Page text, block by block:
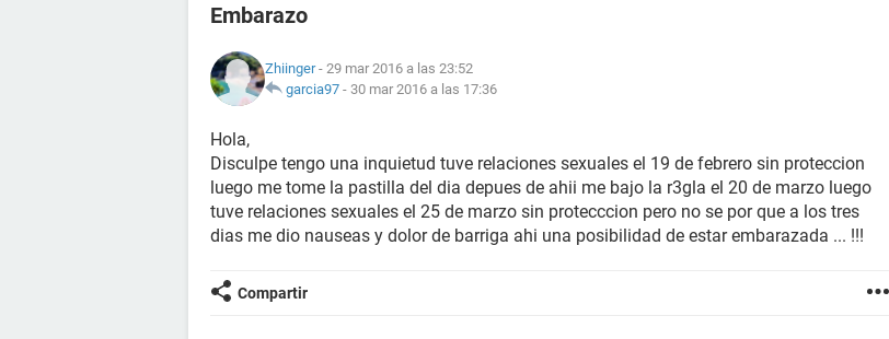
Embarazo
Zhiinger- 29 mar 2016 a las 23:52
garcia97 - 30 mar 2016 a las 17:36
Hola,
Disculpe tengo una inquietud tuve relaciones sexuales el 19 de febrero sin proteccion
luego me tome la pastilla del dia depues de ahii me bajo la r3gla el 20 de marzo luego
tuve relaciones sexuales el 25 de marzo sin protecccion pero no se por que a los tres
dias me dio nauseas y dolor de barriga ahi una posibilidad de estar embarazada ... !!!
Compartir